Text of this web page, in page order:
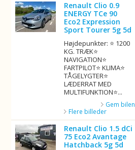
Renault Clio 0.9
ENERGY TCe 90
Eco2 Expression
Sport Tourer 5g 5d
Højdepunkter: ⭐ 1200
KG. TRÆK⭐
NAVIGATION⭐
FARTPILOT⭐ KLIMA⭐
TÅGELYGTER⭐
LÆDERRAT MED
MULTIFUNKTION⭐...
Gem bilen
Flere billeder
Renault Clio 1.5 dCi
75 Eco2 Avantage
Hatchback 5g 5d